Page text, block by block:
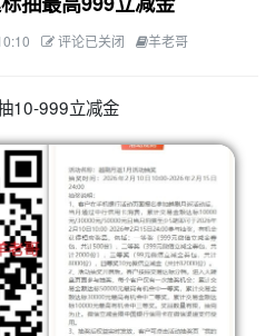
评论已关闭 羊老哥
10-999立减金